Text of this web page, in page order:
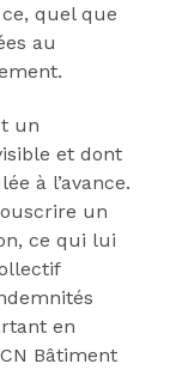
quel que
au
un
et dont
à l’avance.
un
ce qui lui
en
Bâtiment